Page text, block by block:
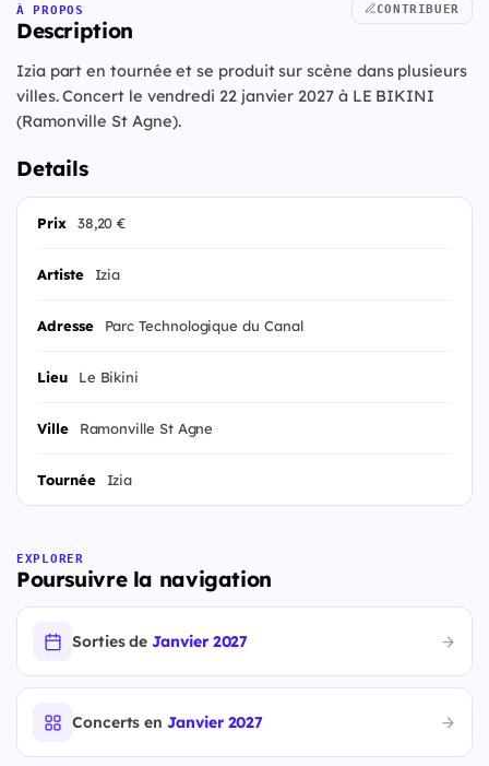
À PROPOS
Description
CONTRIBUER
Izia part en tournée et se produit sur scène dans plusieurs
villes. Concert le vendredi 22 janvier 2027 à LE BIKINI
(Ramonville St Agne).
Details
Prix 38,20 €
Artiste Izia
Adresse Parc Technologique du Canal
Lieu Le Bikini
Ville Ramonville St Agne
Tournée Izia
EXPLORER
Poursuivre la navigation
Sorties deJanvier 2027
Concerts enJanvier 2027